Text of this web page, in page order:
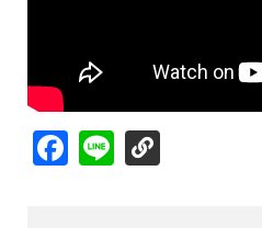
Facebook
Line